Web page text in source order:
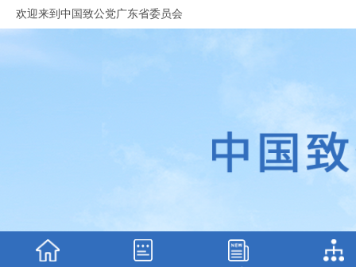
欢迎来到中国致公党广东省委员会